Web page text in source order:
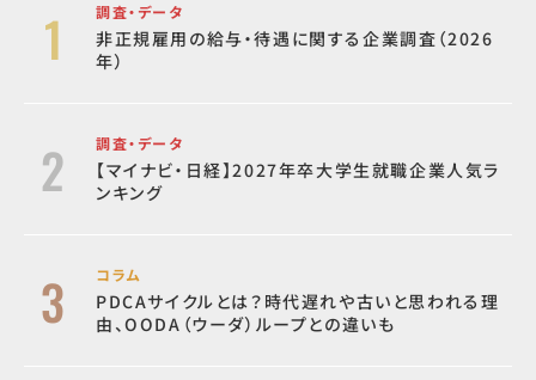
調査・データ
非正規雇用の給与・待遇に関する企業調査（2026
年）
調査・データ
【マイナビ・日経】2027年卒大学生就職企業人気ラ
ンキング
コラム
PDCAサイクルとは？時代遅れや古いと思われる理
由、OODA（ウーダ）ループとの違いも